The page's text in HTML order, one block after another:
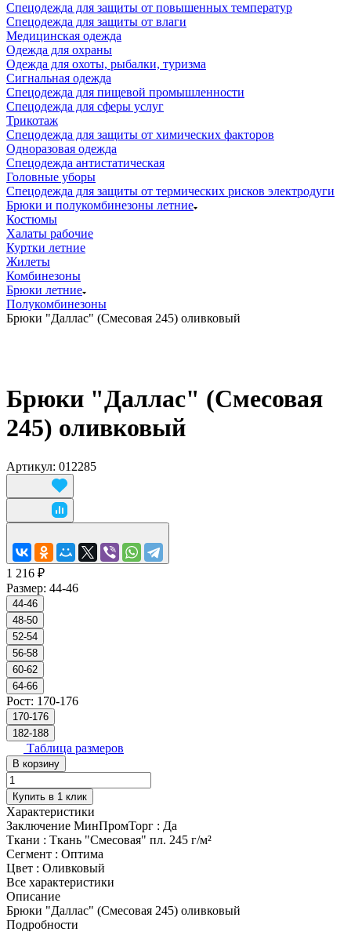
Спецодежда для защиты от повышенных температур
Спецодежда для защиты от влаги
Медицинская одежда
Одежда для охраны
Одежда для охоты, рыбалки, туризма
Сигнальная одежда
Спецодежда для пищевой промышленности
Спецодежда для сферы услуг
Трикотаж
Спецодежда для защиты от химических факторов
Одноразовая одежда
Спецодежда антистатическая
Головные уборы
Спецодежда для защиты от термических рисков электродуги
Брюки и полукомбинезоны летние
Костюмы
Халаты рабочие
Куртки летние
Жилеты
Комбинезоны
Брюки летние
Полукомбинезоны
Брюки "Даллас" (Смесовая 245) оливковый
Брюки "Даллас" (Смесовая
245) оливковый
Артикул: 012285
1 216 ₽
Размер: 44-46
44-46
48-50
52-54
56-58
60-62
64-66
Рост: 170-176
170-176
182-188
Таблица размеров
В корзину
Купить в 1 клик
Характеристики
Заключение МинПромТорг : Да
Ткани : Ткань "Смесовая" пл. 245 г/м²
Сегмент : Оптима
Цвет : Оливковый
Все характеристики
Описание
Брюки "Даллас" (Смесовая 245) оливковый
Подробности